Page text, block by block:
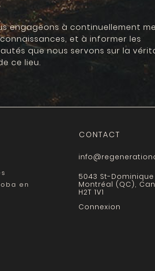
engageons à continuellement
et à informer les
que nous servons sur la
ce lieu.
en
CONTACT
5043 St-Dominique
Montréal (QC),
H2T 1V1
Connexion